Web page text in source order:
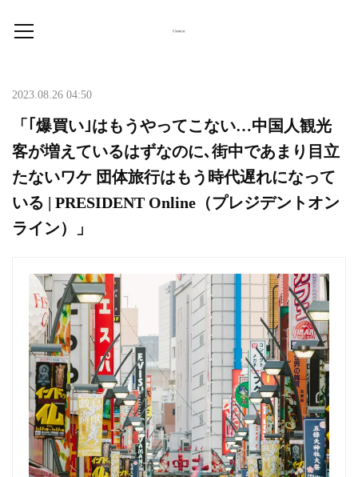
2023.08.26 04:50
「｢爆買い｣はもうやってこない…中国人観光
客が増えているはずなのに､街中であまり目立
たないワケ 団体旅行はもう時代遅れになって
いる | PRESIDENT Online（プレジデントオン
ライン）」